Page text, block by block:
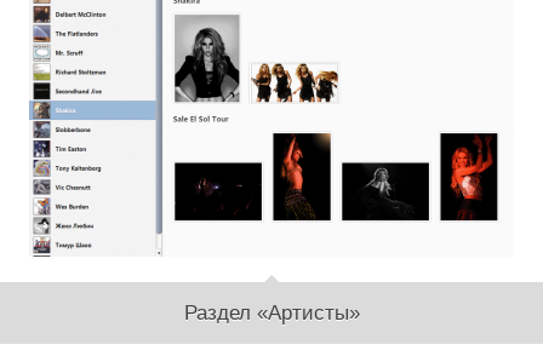
Раздел «Артисты»